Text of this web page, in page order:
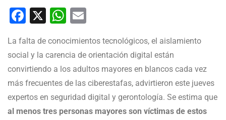
Facebook
X WhatsApp
La falta de conocimientos tecnológicos, el aislamiento
social y la carencia de orientación digital están
convirtiendo a los adultos mayores en blancos cada vez
más frecuentes de las ciberestafas, advirtieron este jueves
expertos en seguridad digital y gerontología. Se estima que
al menos tres personas mayores son víctimas de estos